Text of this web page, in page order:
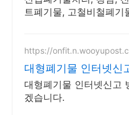
트폐기물, 고철비철폐기
https://
대형폐기물 인터넷신
대형폐기물 인터넷신고
겠습니다.